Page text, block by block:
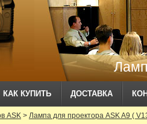
КАК КУПИТЬ ДОСТАВКА
ASK> Лампа для проектора ASK A9 (